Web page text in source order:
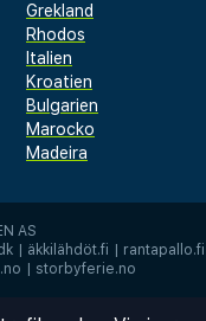
Grekland
Rhodos
Italien
Kroatien
Bulgarien
Marocko
Madeira
AS
äkkilähdöt.fi
rantapallo.fi
storbyferie.no